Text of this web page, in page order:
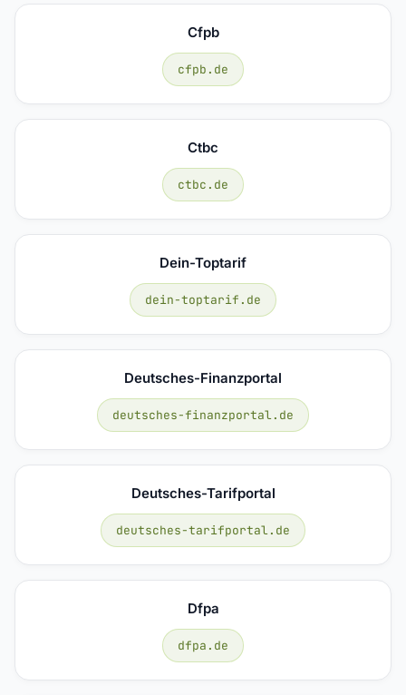
Cfpb
cfpb.de
Ctbc
ctbc.de
Dein-Toptarif
dein-toptarif.de
Deutsches-Finanzportal
deutsches-finanzportal.de
Deutsches-Tarifportal
deutsches-tarifportal.de
Dfpa
dfpa.de